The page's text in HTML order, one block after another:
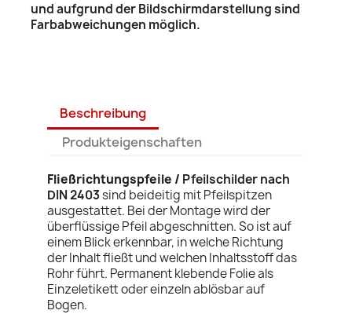
und aufgrund der Bildschirmdarstellung sind
Farbabweichungen möglich.
Beschreibung
Produkteigenschaften
Fließrichtungspfeile / Pfeilschilder nach
DIN 2403sind beideitig mit Pfeilspitzen
ausgestattet. Bei der Montage wird der
überflüssige Pfeil abgeschnitten. So ist auf
einem Blick erkennbar, in welche Richtung
der Inhalt fließt und welchen Inhaltsstoff das
Rohr führt. Permanent klebende Folie als
Einzeletikett oder einzeln ablösbar auf
Bogen.